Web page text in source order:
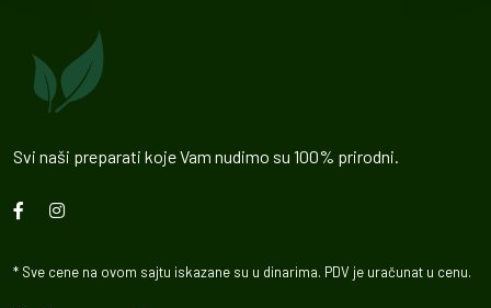
Svi naši preparati koje Vam nudimo su 100% prirodni.
* Sve cene na ovom sajtu iskazane su u dinarima. PDV je uračunat u cenu.